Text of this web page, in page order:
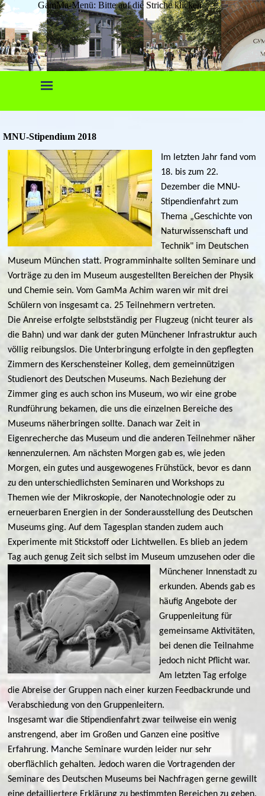
GamMa-Menü: Bitte auf die Striche klicken.
MNU-Stipendium 2018
Im letzten Jahr fand vom
18. bis zum 22.
Dezember die MNU-
Stipendienfahrt zum
Thema „Geschichte von
Naturwissenschaft und
Technik" im Deutschen
Museum München statt. Programminhalte sollten Seminare und
Vorträge zu den im Museum ausgestellten Bereichen der Physik
und Chemie sein. Vom GamMa Achim waren wir mit drei
Schülern von insgesamt ca. 25 Teilnehmern vertreten.
Die Anreise erfolgte selbstständig per Flugzeug (nicht teurer als
die Bahn) und war dank der guten Münchener Infrastruktur auch
völlig reibungslos. Die Unterbringung erfolgte in den gepflegten
Zimmern des Kerschensteiner Kolleg, dem gemeinnützigen
Studienort des Deutschen Museums. Nach Beziehung der
Zimmer ging es auch schon ins Museum, wo wir eine grobe
Rundführung bekamen, die uns die einzelnen Bereiche des
Museums näherbringen sollte. Danach war Zeit in
Eigenrecherche das Museum und die anderen Teilnehmer näher
kennenzulernen. Am nächsten Morgen gab es, wie jeden
Morgen, ein gutes und ausgewogenes Frühstück, bevor es dann
zu den unterschiedlichsten Seminaren und Workshops zu
Themen wie der Mikroskopie, der Nanotechnologie oder zu
erneuerbaren Energien in der Sonderausstellung des Deutschen
Museums ging. Auf dem Tagesplan standen zudem auch
Experimente mit Stickstoff oder Lichtwellen. Es blieb an jedem
Tag auch genug Zeit sich selbst im Museum umzusehen oder die
Münchener Innenstadt zu
erkunden. Abends gab es
häufig Angebote der
Gruppenleitung für
gemeinsame Aktivitäten,
bei denen die Teilnahme
jedoch nicht Pflicht war.
Am letzten Tag erfolge
die Abreise der Gruppen nach einer kurzen Feedbackrunde und
Verabschiedung von den Gruppenleitern.
Insgesamt war die Stipendienfahrt zwar teilweise ein wenig
anstrengend, aber im Großen und Ganzen eine positive
Erfahrung. Manche Seminare wurden leider nur sehr
oberflächlich gehalten. Jedoch waren die Vortragenden der
Seminare des Deutschen Museums bei Nachfragen gerne gewillt